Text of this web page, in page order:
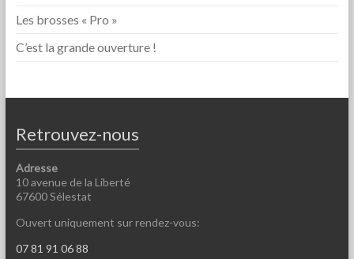
Les brosses « Pro »
C’est la grande ouverture !
Retrouvez-nous
Adresse
10 avenue de la Liberté
67600 Sélestat
Ouvert uniquement sur rendez-vous:
07 81 91 06 88